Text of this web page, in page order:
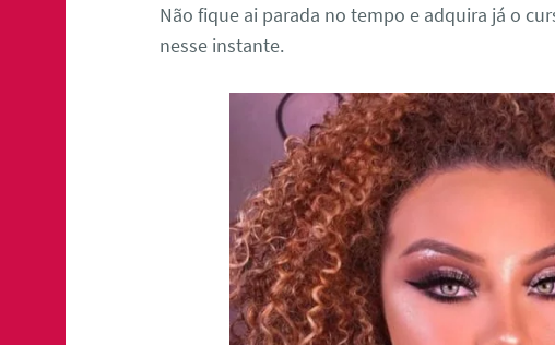
Não fique ai parada no tempo e adquira já o
nesse instante.